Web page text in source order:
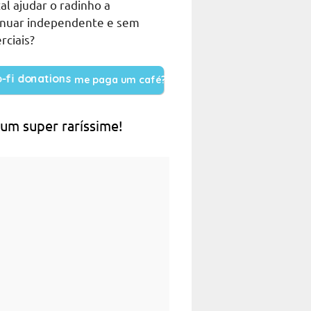
ajudar o radinho a
independente e sem
me paga um café?
super raríssime!